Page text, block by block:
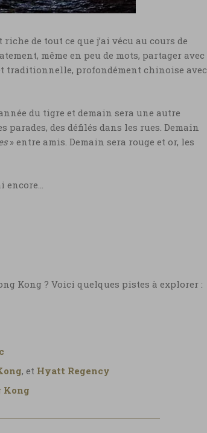
de tout ce que j’ai vécu au cours de
même en peu de mots, partager avec
traditionnelle, profondément chinoise avec
du tigre et demain sera une autre
parades, des défilés dans les rues. Demain
» entre amis. Demain sera rouge et or, les
Kong ? Voici quelques pistes à explorer :
, et Hyatt Regency
Kong